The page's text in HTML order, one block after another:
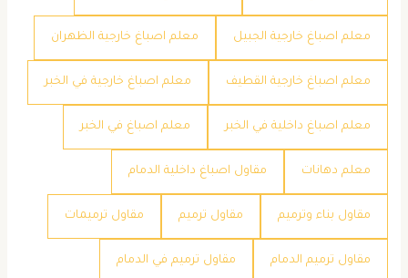
معلم اصباغ خارجية الجبيل معلم اصباغ خارجية الظهران
معلم اصباغ خارجية القطيف معلم اصباغ خارجية في الخبر
معلم اصباغ داخلية في الخبر معلم اصباغ في الخبر
معلم دهانات مقاول اصباغ داخلية الدمام
مقاول بناء وترميم مقاول ترميم مقاول ترميمات
مقاول ترميم الدمام مقاول ترميم في الدمام